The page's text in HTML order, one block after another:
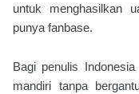
untuk menghasilkan
punya fanbase.
Bagi penulis
mandiri tanpa